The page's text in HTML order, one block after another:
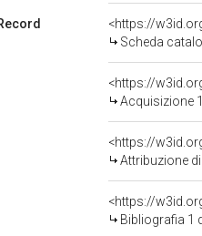
<https://
Scheda
<https://
Acquisizione
Attribuzione
<https://
Bibliografia 1